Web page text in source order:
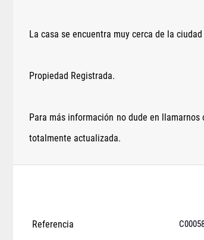
La casa se encuentra muy cerca de la
Propiedad Registrada.
Para más información no dude en
totalmente actualizada.
Referencia